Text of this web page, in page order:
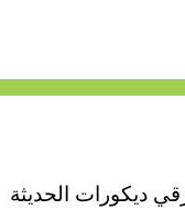
ديكورات الحديثة